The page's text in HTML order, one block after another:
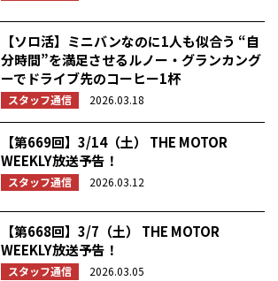
【ソロ活】ミニバンなのに1人も似合う “自
分時間”を満足させるルノー・グランカング
ーでドライブ先のコーヒー1杯
スタッフ通信 2026.03.18
【第669回】3/14（土） THE MOTOR
WEEKLY放送予告！
スタッフ通信 2026.03.12
【第668回】3/7（土） THE MOTOR
WEEKLY放送予告！
スタッフ通信 2026.03.05